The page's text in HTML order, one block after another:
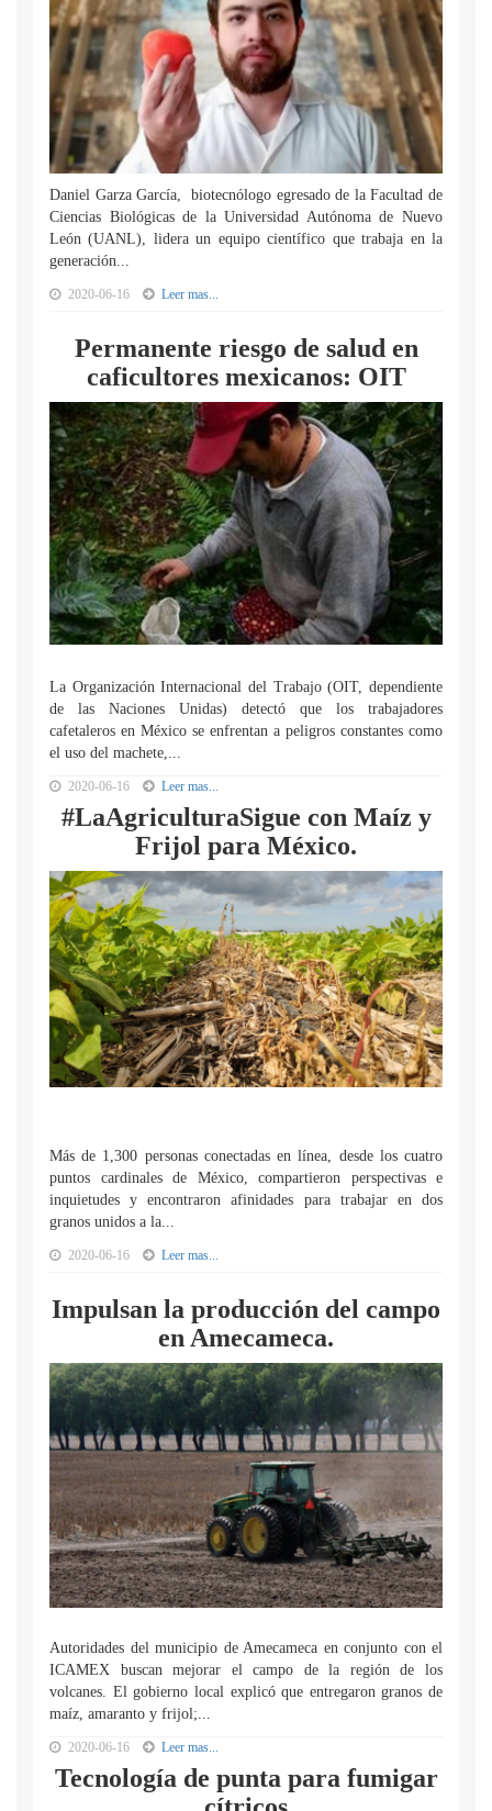
Daniel Garza García, biotecnólogo egresado de la Facultad de
Ciencias Biológicas de la Universidad Autónoma de Nuevo
León (UANL), lidera un equipo científico que trabaja en la
generación...
2020-06-16 Leer mas...
Permanente riesgo de salud en
caficultores mexicanos: OIT
La Organización Internacional del Trabajo (OIT, dependiente
de las Naciones Unidas) detectó que los trabajadores
cafetaleros en México se enfrentan a peligros constantes como
el uso del machete,...
2020-06-16 Leer mas...
#LaAgriculturaSigue con Maíz y
Frijol para México.
Más de 1,300 personas conectadas en línea, desde los cuatro
puntos cardinales de México, compartieron perspectivas e
inquietudes y encontraron afinidades para trabajar en dos
granos unidos a la...
2020-06-16 Leer mas...
Impulsan la producción del campo
en Amecameca.
Autoridades del municipio de Amecameca en conjunto con el
ICAMEX buscan mejorar el campo de la región de los
volcanes. El gobierno local explicó que entregaron granos de
maíz, amaranto y frijol;...
2020-06-16 Leer mas...
Tecnología de punta para fumigar